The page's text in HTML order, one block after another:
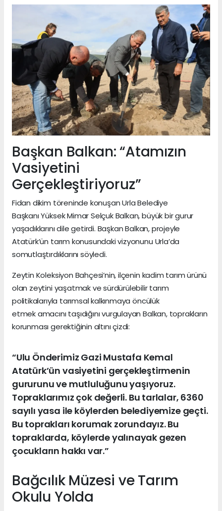
Başkan Balkan: “Atamızın
Vasiyetini
Gerçekleştiriyoruz”
Fidan dikim töreninde konuşan Urla Belediye
Başkanı Yüksek Mimar Selçuk Balkan, büyük bir gurur
yaşadıklarını dile getirdi. Başkan Balkan, projeyle
Atatürk’ün tarım konusundaki vizyonunu Urla’da
somutlaştırdıklarını söyledi.
Zeytin Koleksiyon Bahçesi’nin, ilçenin kadim tarım ürünü
olan zeytini yaşatmak ve sürdürülebilir tarım
politikalarıyla tarımsal kalkınmaya öncülük
etmek amacını taşıdığını vurgulayan Balkan, toprakların
korunması gerektiğinin altını çizdi:
“Ulu Önderimiz Gazi Mustafa Kemal
Atatürk’ün vasiyetini gerçekleştirmenin
gururunu ve mutluluğunu yaşıyoruz.
Topraklarımız çok değerli. Bu tarlalar, 6360
sayılı yasa ile köylerden belediyemize geçti.
Bu toprakları korumak zorundayız. Bu
topraklarda, köylerde yalınayak gezen
çocukların hakkı var.”
Bağcılık Müzesi ve Tarım
Okulu Yolda